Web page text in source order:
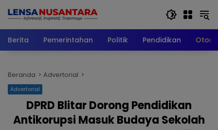
Berita
Pemerintahan Politik Pendidikan
Beranda Advertorial
Advertorial
DPRD Blitar Dorong Pendidikan
Antikorupsi Masuk Budaya Sekolah